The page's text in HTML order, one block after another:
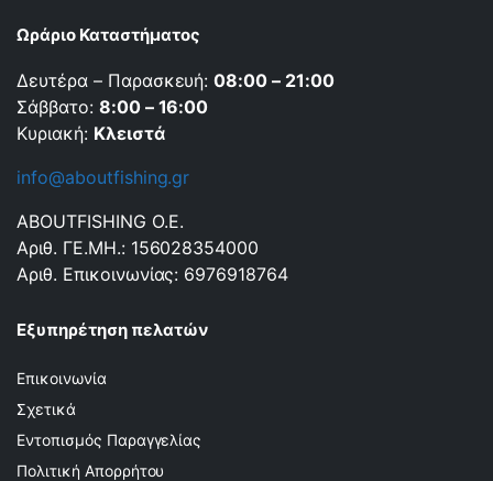
Ωράριο Καταστήματος
Δευτέρα – Παρασκευή:08:00 – 21:00
Σάββατο: 8:00 – 16:00
Κυριακή: Κλειστά
info@aboutfishing.gr
ABOUTFISHING Ο.Ε.
Αριθ. ΓΕ.ΜΗ.: 156028354000
Αριθ. Επικοινωνίας: 6976918764
Εξυπηρέτηση πελατών
Επικοινωνία
Σχετικά
Εντοπισμός Παραγγελίας
Πολιτική Απορρήτου